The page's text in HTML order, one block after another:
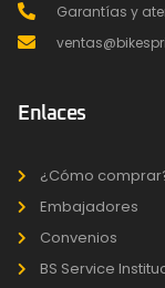
Garantías y
Enlaces
¿Cómo
Embajadores
Convenios
BS Service